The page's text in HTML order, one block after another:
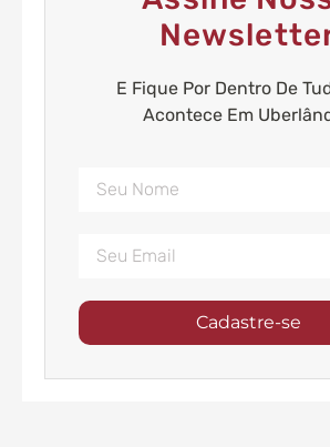
E Fique Por Dentro De
Acontece Em
Cadastre-se